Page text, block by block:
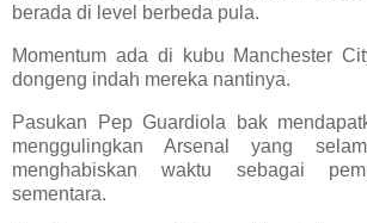
berada di level berbeda pula.
Momentum ada di kubu Manchester
dongeng indah mereka nantinya.
Pasukan Pep Guardiola bak
menggulingkan Arsenal yang
menghabiskan waktu sebagai
sementara.